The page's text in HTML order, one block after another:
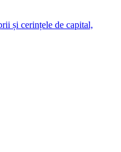
și cerințele de capital,